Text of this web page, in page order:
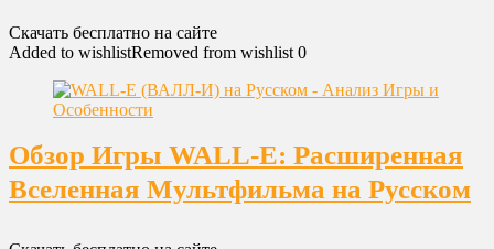
Скачать бесплатно на сайте
Added to wishlistRemoved from wishlist 0
Обзор Игры WALL-E: Расширенная
Вселенная Мультфильма на Русском